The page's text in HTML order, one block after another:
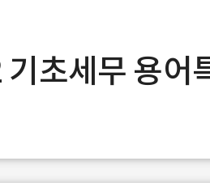
초세무 용어